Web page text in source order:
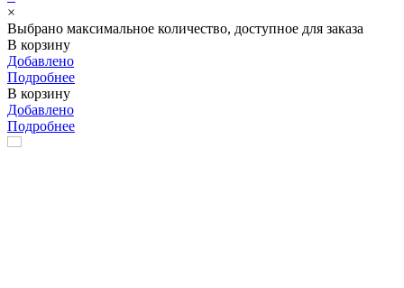
×
Выбрано максимальное количество, доступное для заказа
В корзину
Добавлено
Подробнее
В корзину
Добавлено
Подробнее